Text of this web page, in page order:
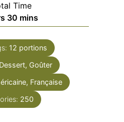
Time
30minutes
mins
12 portions
Dessert, Goûter
Française
250